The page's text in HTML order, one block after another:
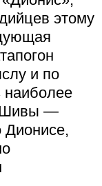
этому
и по
наиболее
Шивы —
Дионисе,